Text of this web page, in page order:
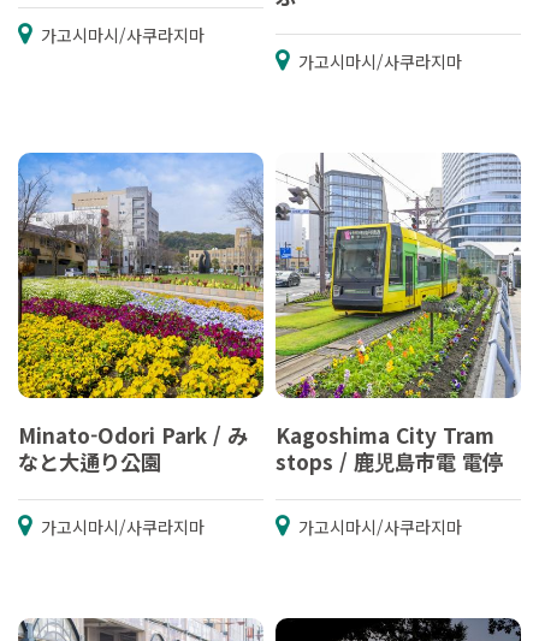
가고시마시/사쿠라지마
가고시마시/사쿠라지마
Minato-Odori Park / み
なと大通り公園
가고시마시/사쿠라지마
Kagoshima City Tram
stops / 鹿児島市電 電停
가고시마시/사쿠라지마